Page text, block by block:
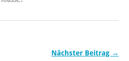
Nächster Beitrag →